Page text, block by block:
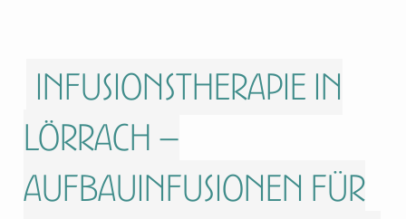
Infusionstherapie in
Lörrach –
Aufbauinfusionen für